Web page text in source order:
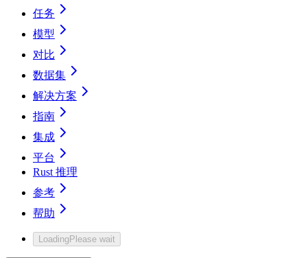
任务
模型
对比
数据集
解决方案
指南
集成
平台
Rust 推理
参考
帮助
LoadingPlease wait